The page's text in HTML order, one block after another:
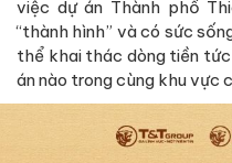
việc dự án Thành phố
“thành hình” và có sức
thể khai thác dòng tiền
án nào trong cùng khu vực